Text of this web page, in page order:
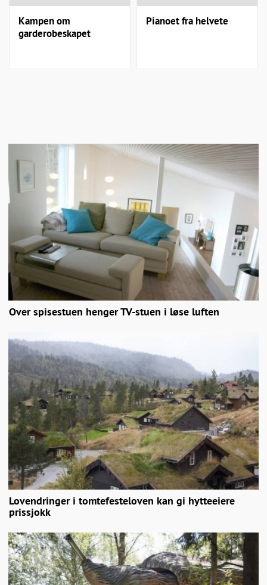
Kampen om
garderobeskapet
Pianoet fra helvete
Over spisestuen henger TV-stuen i løse luften
Lovendringer i tomtefesteloven kan gi hytteeiere
prissjokk